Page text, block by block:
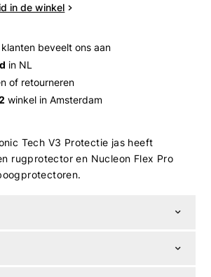
in de winkel
beveelt ons aan
in NL
of retourneren
winkel in Amsterdam
Tech V3 Protectie jas heeft
rugprotector en Nucleon Flex Pro